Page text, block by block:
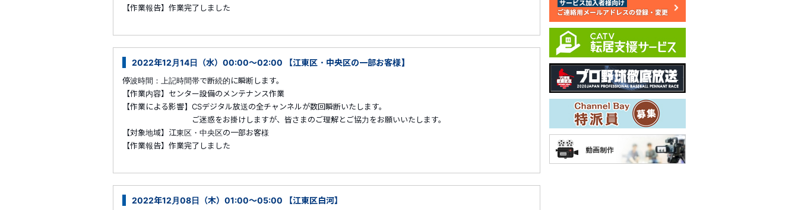
【作業報告】作業完了しました
2022年12月14日（水）00:00～02:00 【江東区・中央区の一部お客様】
停波時間：上記時間帯で断続的に瞬断します。
【作業内容】センター設備のメンテナンス作業
【作業による影響】CSデジタル放送の全チャンネルが数回瞬断いたします。
ご迷惑をお掛けしますが、皆さまのご理解とご協力をお願いいたします。
【対象地域】江東区・中央区の一部お客様
【作業報告】作業完了しました
2022年12月08日（木）01:00～05:00 【江東区白河】